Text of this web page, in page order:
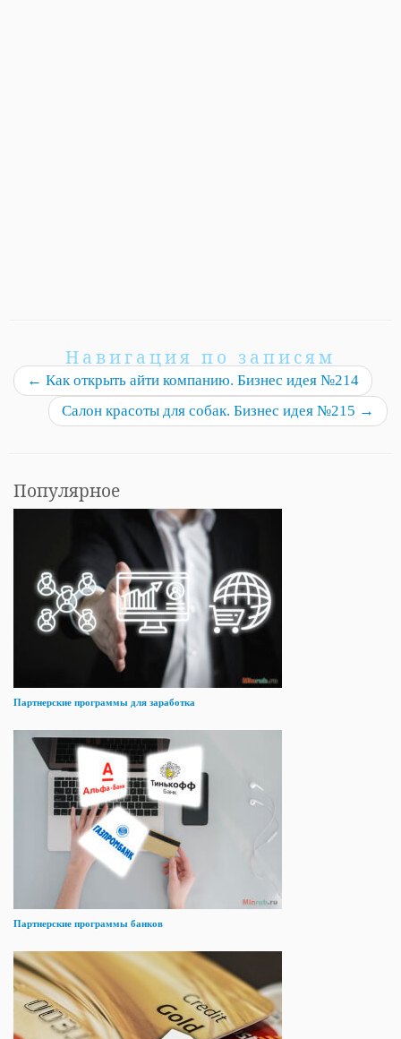
Навигация по записям
← Как открыть айти компанию. Бизнес идея №214
Салон красоты для собак. Бизнес идея №215 →
Популярное
Партнерские программы для заработка
Партнерские программы банков